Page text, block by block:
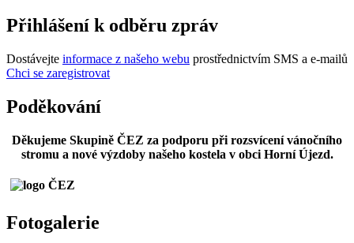
Přihlášení k odběru zpráv
Dostávejte informace z našeho webu prostřednictvím SMS a e-mailů
Chci se zaregistrovat
Poděkování
Děkujeme Skupině ČEZ za podporu při rozsvícení vánočního
stromu a nové výzdoby našeho kostela v obci Horní Újezd.
Fotogalerie